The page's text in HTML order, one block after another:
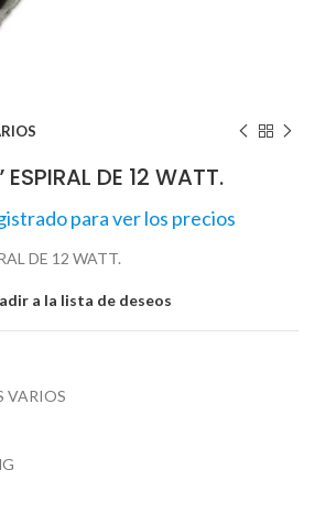
ESPIRAL DE 12 WATT.
para ver los precios
DE 12 WATT.
a la lista de deseos
VARIOS